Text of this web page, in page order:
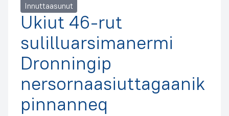
Innuttaasunut
Ukiut 46-rut
sulilluarsimanermi
Dronningip
nersornaasiuttagaanik
pinnanneq